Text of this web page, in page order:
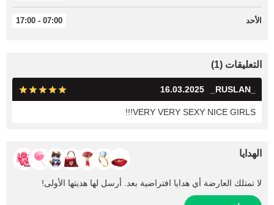
الأحد 07:00 - 17:00
التعليقات (1)
16.03.2025
VERY VERY SEXY NICE GIRLS!!!
الهدايا
لا تمتلك العارضة أي هدايا افتراضية بعد. أرسل لها هديتها الأولى!